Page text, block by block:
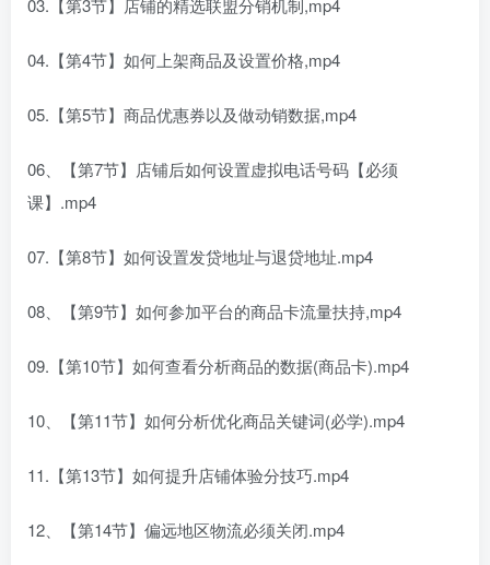
03.【第3节】店铺的精选联盟分销机制,mp4
04.【第4节】如何上架商品及设置价格,mp4
05.【第5节】商品优惠券以及做动销数据,mp4
06、【第7节】店铺后如何设置虚拟电话号码【必须
课】.mp4
07.【第8节】如何设置发贷地址与退贷地址.mp4
08、【第9节】如何参加平台的商品卡流量扶持,mp4
09.【第10节】如何查看分析商品的数据(商品卡).mp4
10、【第11节】如何分析优化商品关键词(必学).mp4
11.【第13节】如何提升店铺体验分技巧.mp4
12、【第14节】偏远地区物流必须关闭.mp4